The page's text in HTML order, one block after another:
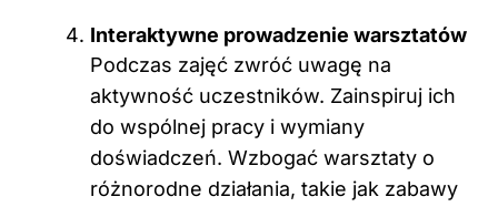
Interaktywne prowadzenie warsztatów
Podczas zajęć zwróć uwagę na
aktywność uczestników. Zainspiruj ich
do wspólnej pracy i wymiany
doświadczeń. Wzbogać warsztaty o
różnorodne działania, takie jak zabawy